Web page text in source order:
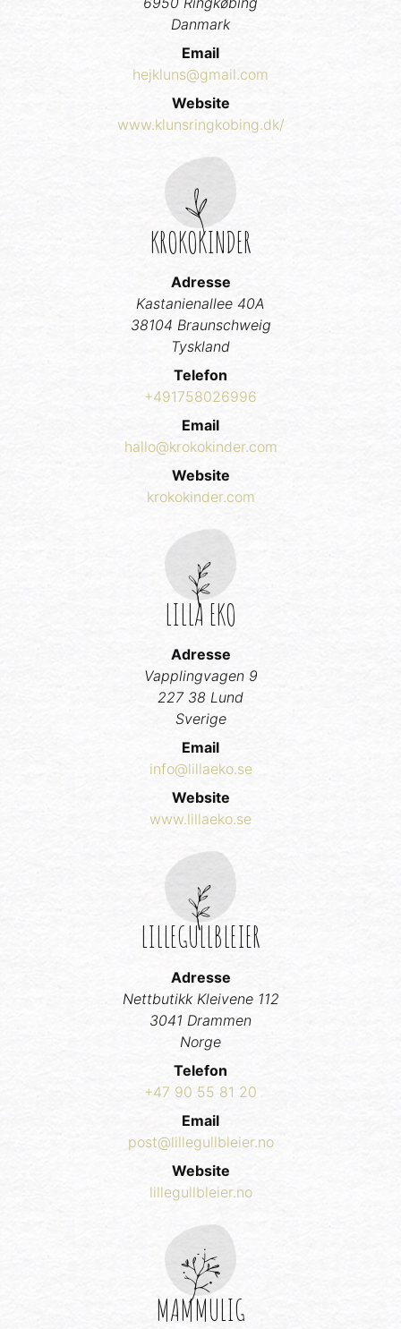
Danmark
Email
hejkluns@gmail.com
Website
www.klunsringkobing.dk/
KROKOKINDER
Adresse
Kastanienallee 40A
38104 Braunschweig
Tyskland
Telefon
+491758026996
Email
hallo@krokokinder.com
Website
krokokinder.com
LILLA EKO
Adresse
Vapplingvagen 9
227 38 Lund
Sverige
Email
info@lillaeko.se
Website
www.lillaeko.se
LILLEGULLBLEIER
Adresse
Nettbutikk Kleivene 112
3041 Drammen
Norge
Telefon
+47 90 55 81 20
Email
post@lillegullbleier.no
Website
lillegullbleier.no
MAMMULIG